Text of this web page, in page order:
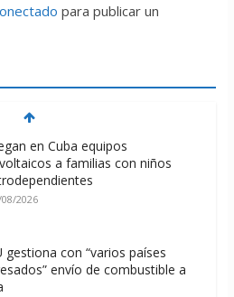
para publicar un
en Cuba equipos
a familias con niños
2026
gestiona con “varios países
envío de combustible a